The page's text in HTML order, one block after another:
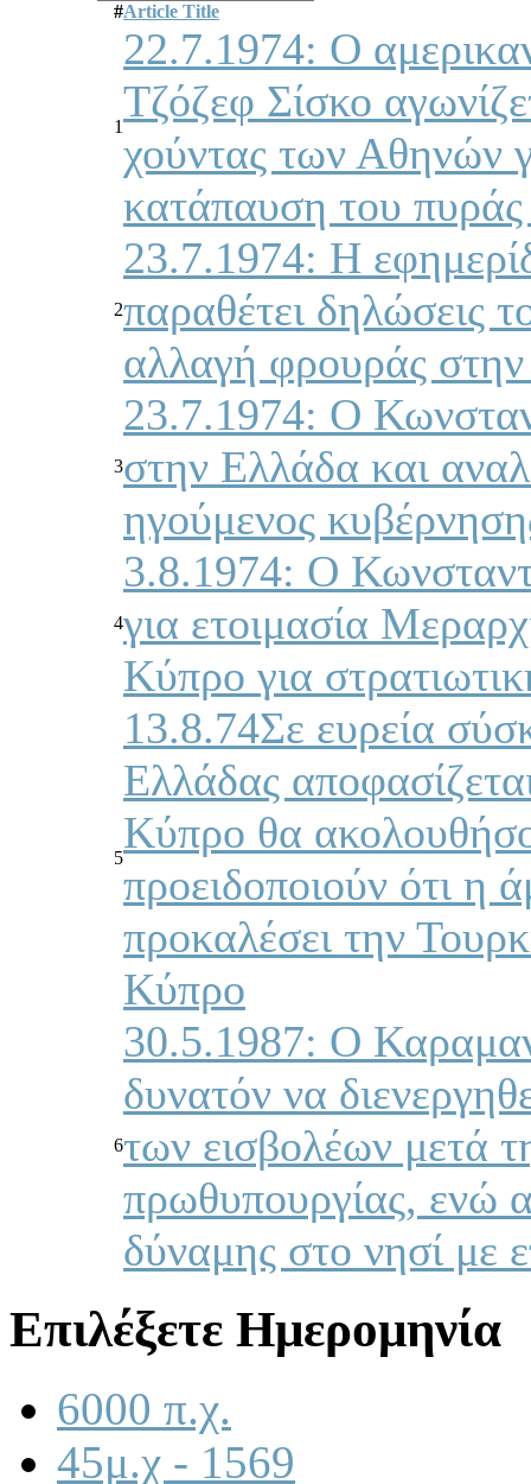
#Article Title
1
22.7.1974: Ο
Τζόζεφ Σίσκο
χούντας των Αθηνών
κατάπαυση του
2
23.7.1974: Η
παραθέτει δηλώσεις
αλλαγή φρουράς
3
23.7.1974: Ο
στην Ελλάδα και
ηγούμενος
4
3.8.1974: Ο
για ετοιμασία
Κύπρο για
5
13.8.74Σε ευρεία
Ελλάδας
Κύπρο θα
προειδοποιούν ότι η
προκαλέσει την
Κύπρο
6
30.5.1987: Ο
δυνατόν να
των εισβολέων μετά
πρωθυπουργίας, ενώ
δύναμης στο νησί με
Επιλέξετε Ημερομηνία
6000 π.χ.
45μ.χ - 1569